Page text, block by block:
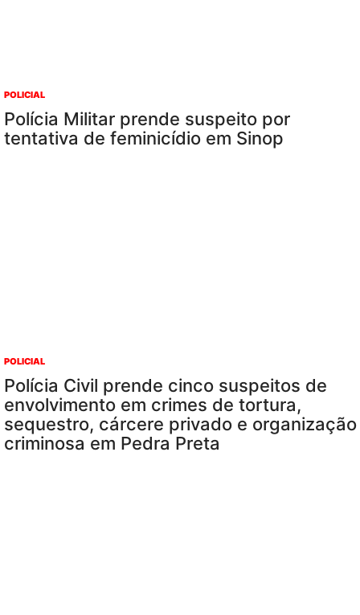
POLICIAL
Polícia Militar prende suspeito por
tentativa de feminicídio em Sinop
POLICIAL
Polícia Civil prende cinco suspeitos de
envolvimento em crimes de tortura,
sequestro, cárcere privado e organização
criminosa em Pedra Preta